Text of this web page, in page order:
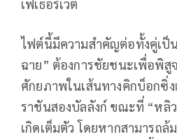
เฟเธอร์เวต
ไฟต์นี้มีความสำคัญต่อทั้งคู่เป็
ฉาย” ต้องการชัยชนะเพื่อพิ
ศักยภาพในเส้นทางคิกบ็อกซิ่ง
ราชันสองบัลลังก์ ขณะที่ “หลิว
เกิดเต็มตัว โดยหากสามารถล้